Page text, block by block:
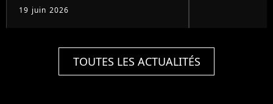
19 juin 2026
TOUTES LES ACTUALITÉS